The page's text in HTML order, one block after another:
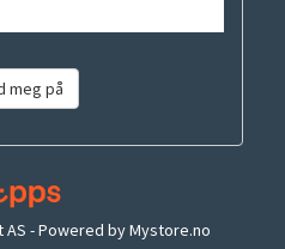
meg på
- Powered byMystore.no